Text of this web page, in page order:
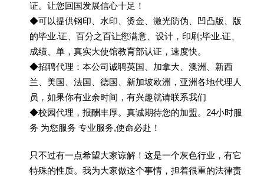
证。让您回国发展信心十足！
◆可以提供钢印、水印、烫金、激光防伪、凹凸版、版
的毕业.证、百分之百让您满意、设计，印刷;毕业.证、
成绩、单，真实大使馆教育部认证，速度快。
◆招聘代理：本公司诚聘英国、加拿大、澳洲、新西
兰、美国、法国、德国、新加坡欧洲，亚洲各地代理人
员，如果你有业余时间，有兴趣就请联系我们
◆校园代理，报酬丰厚。真诚期待您的加盟。24小时服
务 为您服务 专业服务,使命必赴！
只不过有一点希望大家谅解！这是一个灰色行业，有它
特殊的性质。我为大家做这个事情，担着很重的法律责